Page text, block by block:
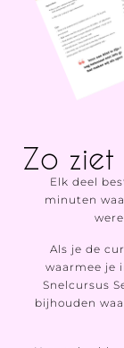
Zo ziet
Elk deel
minuten
Als je de
waarmee je
Snelcursus
bijhouden